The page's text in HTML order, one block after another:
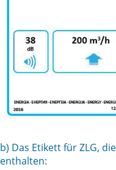
b) Das Etikett für ZLG,
enthalten: